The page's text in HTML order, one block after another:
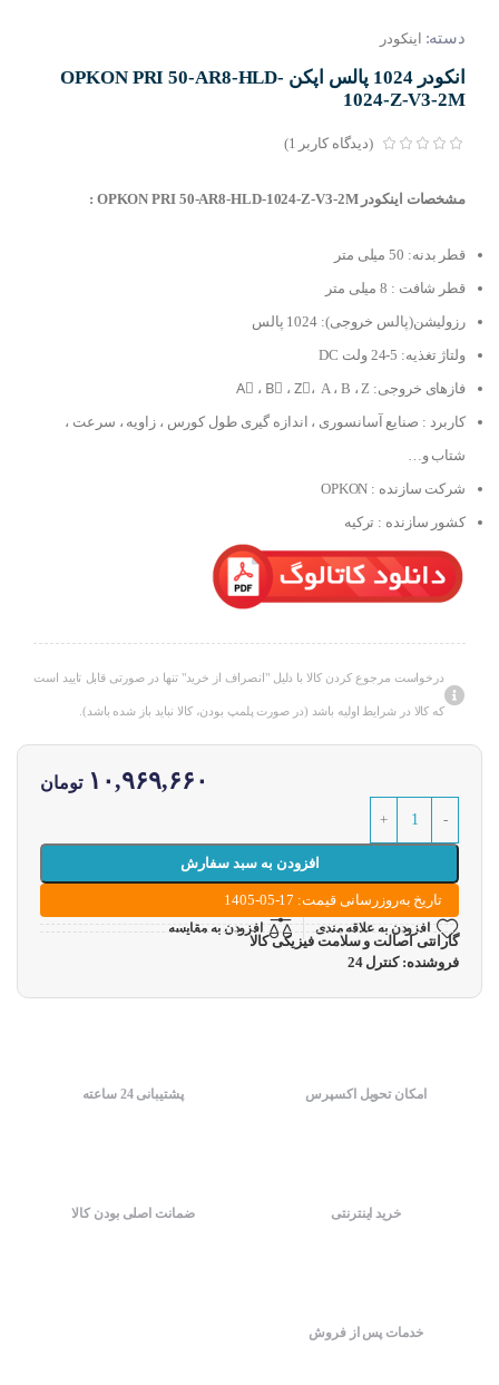
دسته: اینکودر
انکودر 1024 پالس اپکن OPKON PRI 50-AR8-HLD-
1024-Z-V3-2M
(دیدگاه کاربر 1
)
مشخصات اینکودر OPKON PRI 50-AR8-HLD-1024-Z-V3-2M :
قطر بدنه: 50 میلی متر
قطر شافت : 8 میلی متر
رزولیشن(پالس خروجی): 1024 پالس
ولتاژ تغذیه: 5-24 ولت DC
فازهای خروجی: Aُ ، Bُ ، Zُ، A ، B ، Z
کاربرد : صنایع آسانسوری ، اندازه گیری طول کورس ، زاویه ، سرعت ،
شتاب و…
شرکت سازنده : OPKON
کشور سازنده : ترکیه
درخواست مرجوع کردن کالا با دلیل "انصراف از خرید" تنها در صورتی قابل تایید است
که کالا در شرایط اولیه باشد (در صورت پلمپ بودن، کالا نباید باز شده باشد).
۱۰,۹۶۹,۶۶۰ تومان
افزودن به سبد سفارش
تاریخ به‌روزرسانی قیمت: 17-05-1405
افزودن به علاقه مندی افزودن به مقایسه
گارانتی اصالت و سلامت فیزیکی کالا
فروشنده: کنترل 24
امکان تحویل اکسپرس پشتیبانی 24 ساعته
خرید اینترنتی ضمانت اصلی بودن کالا
خدمات پس از فروش